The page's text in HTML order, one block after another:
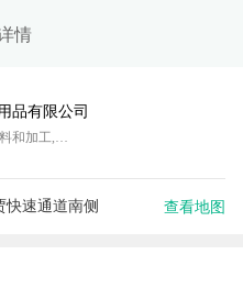
情
品有限公司
速通道南侧 查看地图